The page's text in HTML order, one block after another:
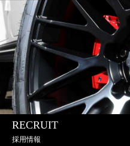
RECRUIT
採用情報